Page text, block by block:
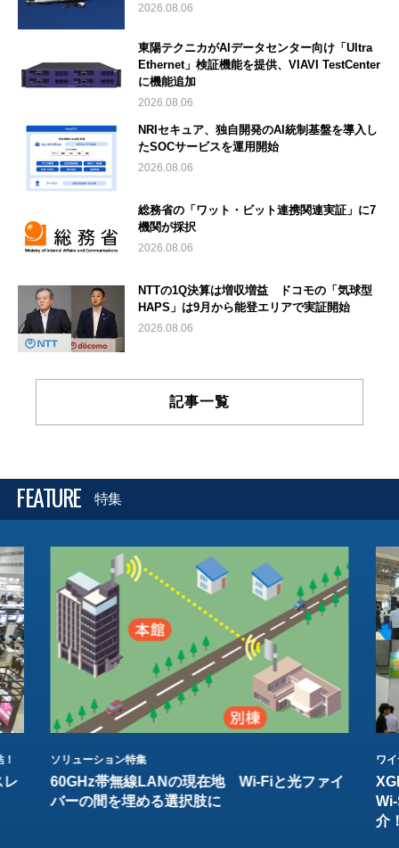
2026.08.06
東陽テクニカがAIデータセンター向け「Ultra
Ethernet」検証機能を提供、VIAVI TestCenter
に機能追加
2026.08.06
NRIセキュア、独自開発のAI統制基盤を導入し
たSOCサービスを運用開始
2026.08.06
総務省の「ワット・ビット連携関連実証」に7
機関が採択
2026.08.06
NTTの1Q決算は増収増益 ドコモの「気球型
HAPS」は9月から能登エリアで実証開始
2026.08.06
記事一覧
FEATURE 特集
レ
ソリューション特集
60GHz帯無線LANの現在地 Wi-Fiと光ファイ
バーの間を埋める選択肢に
ワ
介